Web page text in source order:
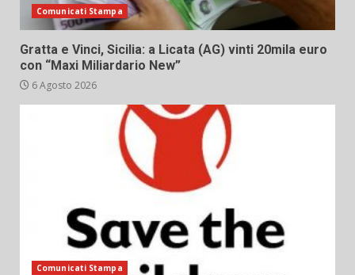
Comunicati Stampa
Gratta e Vinci, Sicilia: a Licata (AG) vinti 20mila euro
con “Maxi Miliardario New”
6 Agosto 2026
Comunicati Stampa